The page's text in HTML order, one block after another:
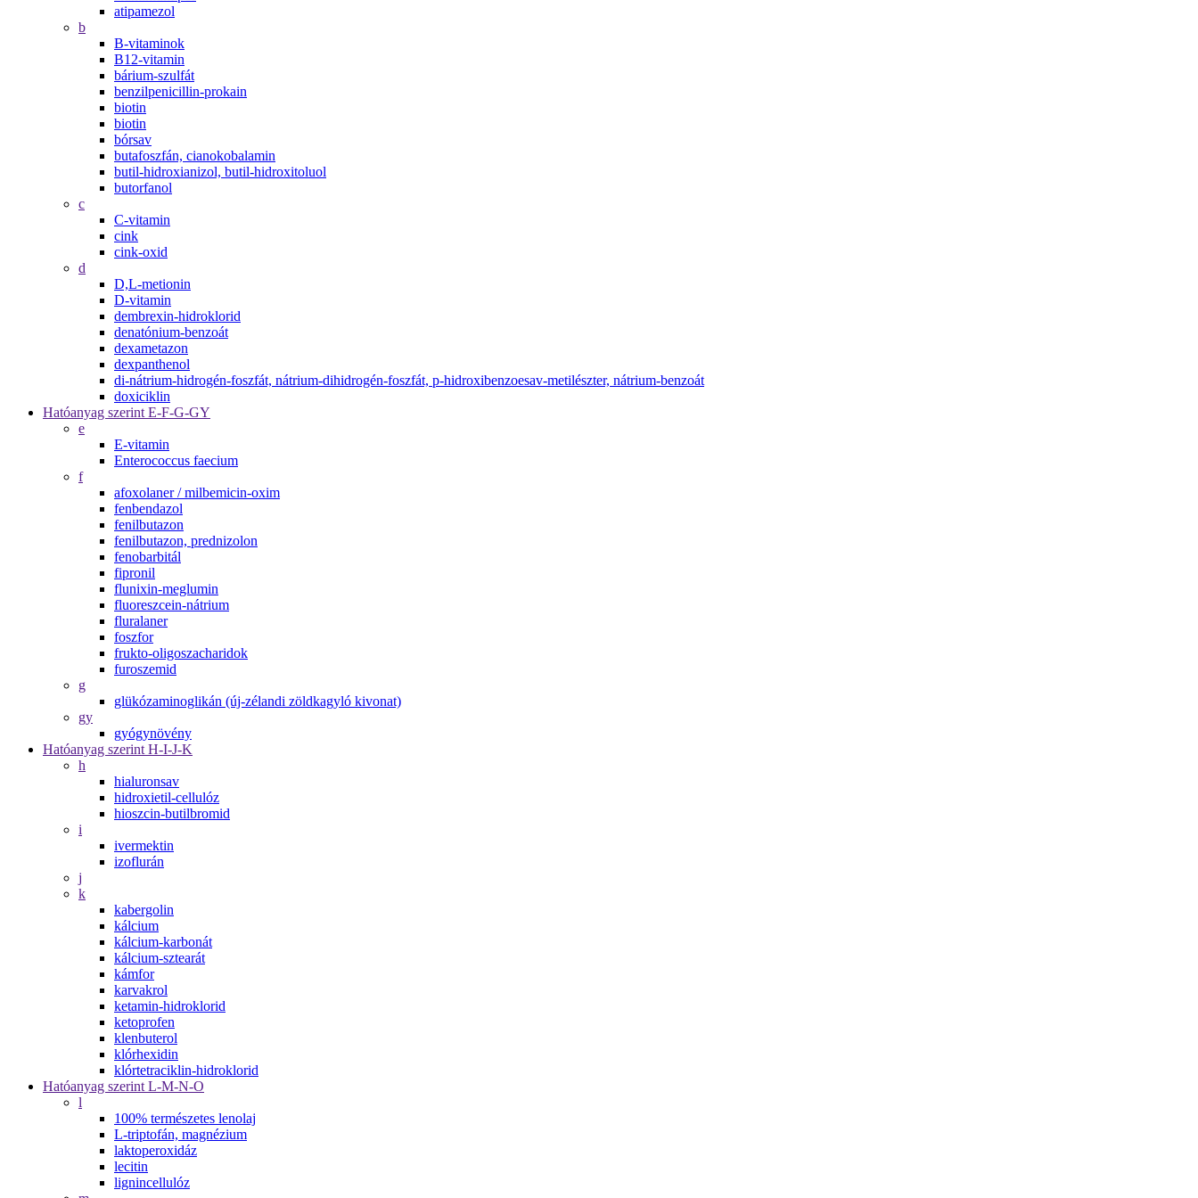
atipamezol
b
B-vitaminok
B12-vitamin
bárium-szulfát
benzilpenicillin-prokain
biotin
biotin
bórsav
butafoszfán, cianokobalamin
butil-hidroxianizol, butil-hidroxitoluol
butorfanol
c
C-vitamin
cink
cink-oxid
d
D,L-metionin
D-vitamin
dembrexin-hidroklorid
denatónium-benzoát
dexametazon
dexpanthenol
di-nátrium-hidrogén-foszfát, nátrium-dihidrogén-foszfát, p-hidroxibenzoesav-metilészter, nátrium-benzoát
doxiciklin
Hatóanyag szerint E-F-G-GY
e
E-vitamin
Enterococcus faecium
f
afoxolaner / milbemicin-oxim
fenbendazol
fenilbutazon
fenilbutazon, prednizolon
fenobarbitál
fipronil
flunixin-meglumin
fluoreszcein-nátrium
fluralaner
foszfor
frukto-oligoszacharidok
furoszemid
g
glükózaminoglikán (új-zélandi zöldkagyló kivonat)
gy
gyógynövény
Hatóanyag szerint H-I-J-K
h
hialuronsav
hidroxietil-cellulóz
hioszcin-butilbromid
i
ivermektin
izoflurán
j
k
kabergolin
kálcium
kálcium-karbonát
kálcium-sztearát
kámfor
karvakrol
ketamin-hidroklorid
ketoprofen
klenbuterol
klórhexidin
klórtetraciklin-hidroklorid
Hatóanyag szerint L-M-N-O
l
100% természetes lenolaj
L-triptofán, magnézium
laktoperoxidáz
lecitin
lignincellulóz